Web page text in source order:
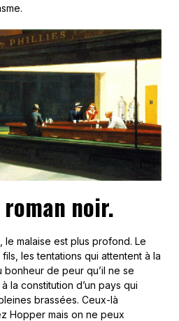
roman noir.
malaise est plus profond. Le
les tentations qui attentent à la
de peur qu’il ne se
la constitution d’un pays qui
brassées. Ceux-là
Hopper mais on ne peux